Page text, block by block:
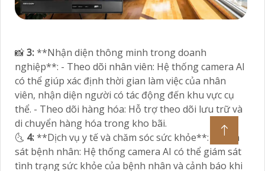
📸3:**Nhận diện thông minh trong doanh
nghiệp**: - Theo dõi nhân viên: Hệ thống camera AI
có thể giúp xác định thời gian làm việc của nhân
viên, nhận diện người có tác động đến khu vực cụ
thể. - Theo dõi hàng hóa: Hỗ trợ theo dõi lưu trữ và
di chuyển hàng hóa trong kho bãi.
🌜 4:**Dịch vụ y tế và chăm sóc sức khỏe**: - Giám
sát bệnh nhân: Hệ thống camera AI có thể giám sát
tình trạng sức khỏe của bệnh nhân và cảnh báo khi